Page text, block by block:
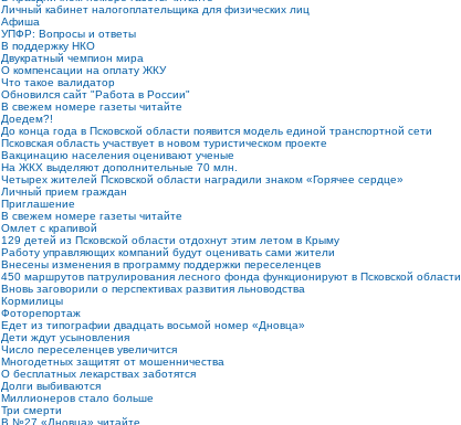
Личный кабинет налогоплательщика для физических лиц
Афиша
УПФР: Вопросы и ответы
В поддержку НКО
Двукратный чемпион мира
О компенсации на оплату ЖКУ
Что такое валидатор
Обновился сайт "Работа в России"
В свежем номере газеты читайте
Доедем?!
До конца года в Псковской области появится модель единой транспортной сети
Псковская область участвует в новом туристическом проекте
Вакцинацию населения оценивают ученые
На ЖКХ выделяют дополнительные 70 млн.
Четырех жителей Псковской области наградили знаком «Горячее сердце»
Личный прием граждан
Приглашение
В свежем номере газеты читайте
Омлет с крапивой
129 детей из Псковской области отдохнут этим летом в Крыму
Работу управляющих компаний будут оценивать сами жители
Внесены изменения в программу поддержки переселенцев
450 маршрутов патрулирования лесного фонда функционируют в Псковской области
Вновь заговорили о перспективах развития льноводства
Кормилицы
Фоторепортаж
Едет из типографии двадцать восьмой номер «Дновца»
Дети ждут усыновления
Число переселенцев увеличится
Многодетных защитят от мошенничества
О бесплатных лекарствах заботятся
Долги выбиваются
Миллионеров стало больше
Три смерти
В №27 «Дновца» читайте